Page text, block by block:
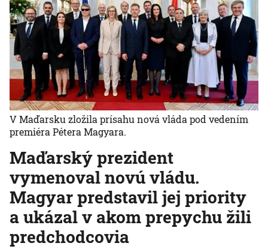
Maďarský prezident
vymenoval novú vládu.
Magyar predstavil jej priority
a ukázal v akom prepychu žili
predchodcovia
V Maďarsku zložila prísahu nová vláda pod vedením
premiéra Pétera Magyara.